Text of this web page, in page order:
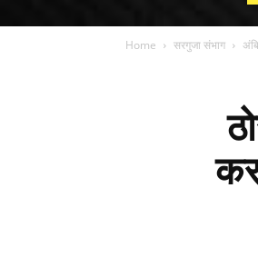
Home सरगुजा संभाग